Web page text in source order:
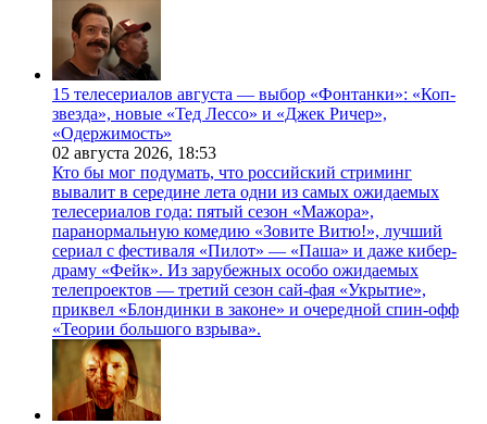
15 телесериалов августа — выбор «Фонтанки»: «Коп-
звезда», новые «Тед Лессо» и «Джек Ричер»,
«Одержимость»
02 августа 2026, 18:53
Кто бы мог подумать, что российский стриминг
вывалит в середине лета одни из самых ожидаемых
телесериалов года: пятый сезон «Мажора»,
паранормальную комедию «Зовите Витю!», лучший
сериал с фестиваля «Пилот» — «Паша» и даже кибер-
драму «Фейк». Из зарубежных особо ожидаемых
телепроектов — третий сезон сай-фая «Укрытие»,
приквел «Блондинки в законе» и очередной спин-офф
«Теории большого взрыва».